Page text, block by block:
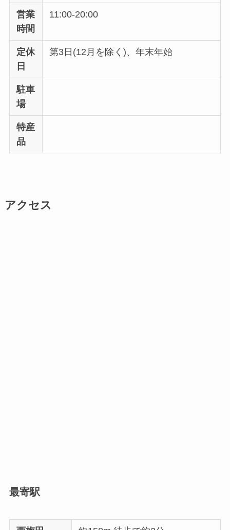
営業
時間
11:00-20:00
定休
日
第3日(12月を除く)、年末年始
駐車
場
特産
品
アクセス
最寄駅